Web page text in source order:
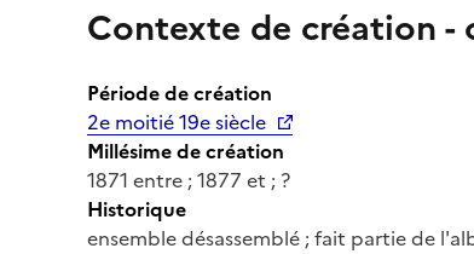
Contexte de création
Période de création
2e moitié 19e siècle
Millésime de création
1871 entre ; 1877 et ; ?
Historique
ensemble désassemblé ; fait partie de